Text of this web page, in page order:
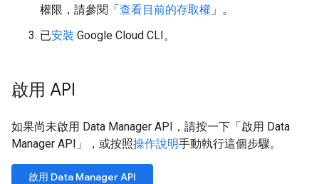
權限，請參閱「查看目前的存取權 」。
已安裝 Google Cloud CLI。
啟用 API
如果尚未啟用 Data Manager API，請按一下「啟用 Data
Manager API」
，或按照操作說明手動執行這個步驟。
啟用 Data Manager API